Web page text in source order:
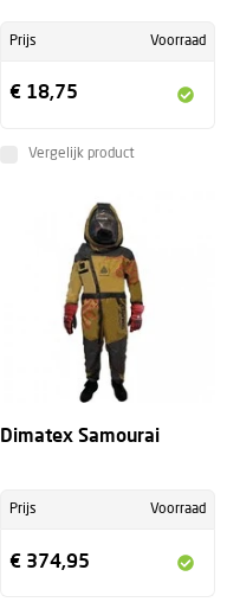
Prijs Voorraad
€ 18,75
Vergelijk product
Dimatex Samourai
Prijs Voorraad
€ 374,95